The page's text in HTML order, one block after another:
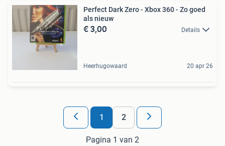
Perfect Dark Zero - Xbox 360 - Zo goed
als nieuw
€ 3,00 Details
Heerhugowaard 20 apr 26
1 2
Pagina 1 van 2